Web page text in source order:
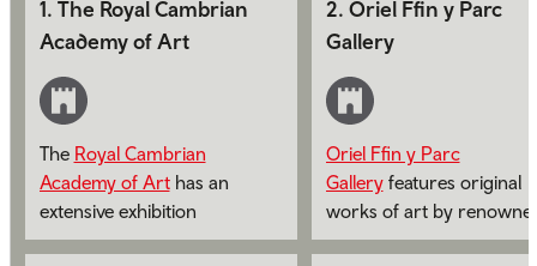
1. The Royal Cambrian
Academy of Art
The Royal Cambrian
Academy of Arthas an
extensive exhibition
programme and a wide
2. Oriel Ffin y Parc
Gallery
Oriel Ffin y Parc
Galleryfeatures original
works of art by
Welsh artists.